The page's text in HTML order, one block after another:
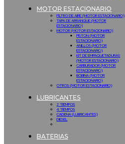
MOTOR ESTACIONARIO
FILTRO DE AIRE (MOTOR ESTACIONARIO)
TAPA DE ARRANQUE (MOTOR
ESTACIONARIO)
MOTOR (MOTOR ESTACIONARIO)
PISTON (MOTOR
ESTACIONARIO)
ANILLOS (MOTOR
ESTACIONARIO)
KIT DE EMPAQUETADURAS
(MOTOR ESTACIONARIO)
CARBURADOR (MOTOR
ESTACIONARIO)
BOBINA (MOTOR
ESTACIONARIO)
OTROS (MOTOR ESTACIONARIO)
LUBRICANTES
2 TIEMPOS
4 TIEMPOS
CADENA (LUBRICANTES)
DIESEL
BATERIAS